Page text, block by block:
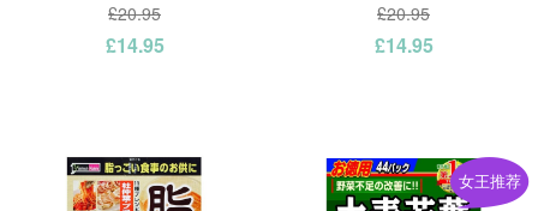
£20.95
£14.95
£20.95
£14.95
女王推荐